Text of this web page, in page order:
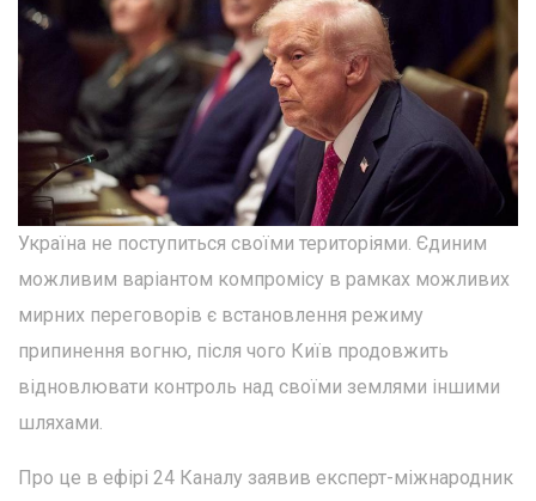
Україна не поступиться своїми територіями. Єдиним
можливим варіантом компромісу в рамках можливих
мирних переговорів є встановлення режиму
припинення вогню, після чого Київ продовжить
відновлювати контроль над своїми землями іншими
шляхами.
Про це в ефірі 24 Каналу заявив експерт-міжнародник